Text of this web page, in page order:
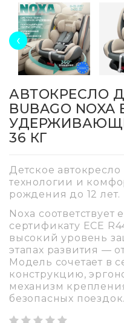
‹
АВТОКРЕСЛО
BUBAGO
36 КГ
Детское
технологии и
рождения до 12 лет.
Noxa
сертификату ECE
высокий уровень
этапах развития —
Модель сочетает в
конструкцию,
механизм
безопасных поездок.